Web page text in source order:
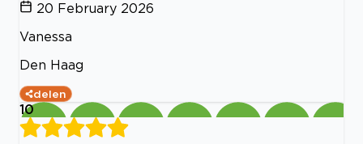
20 February 2026
Vanessa
Den Haag
delen
10